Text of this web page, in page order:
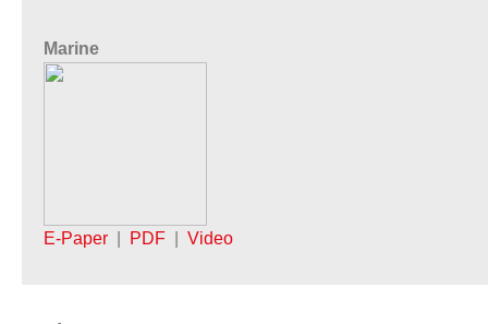
Marine
E-Paper PDF Video